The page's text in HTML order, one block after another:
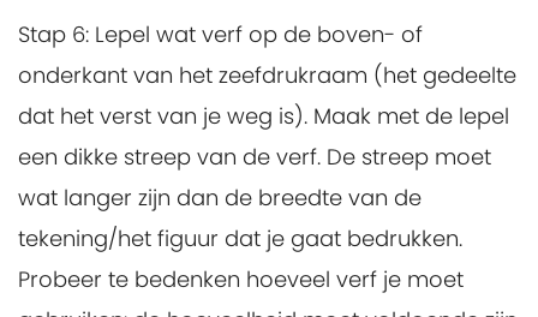
Stap 6: Lepel wat verf op de boven- of
onderkant van het zeefdrukraam (het gedeelte
dat het verst van je weg is). Maak met de lepel
een dikke streep van de verf. De streep moet
wat langer zijn dan de breedte van de
tekening/het figuur dat je gaat bedrukken.
Probeer te bedenken hoeveel verf je moet